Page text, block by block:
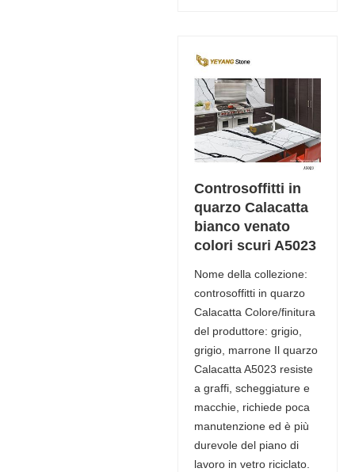
Controsoffitti in
quarzo Calacatta
bianco venato
colori scuri A5023
Nome della collezione:
controsoffitti in quarzo
Calacatta Colore/finitura
del produttore: grigio,
grigio, marrone Il quarzo
Calacatta A5023 resiste
a graffi, scheggiature e
macchie, richiede poca
manutenzione ed è più
durevole del piano di
lavoro in vetro riciclato.